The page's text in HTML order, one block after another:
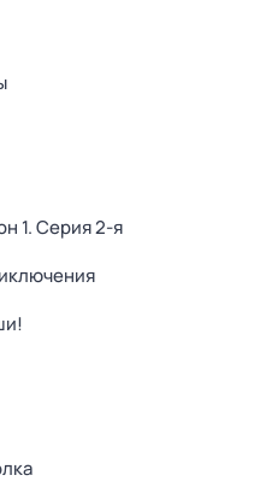
1. Серия 2-я